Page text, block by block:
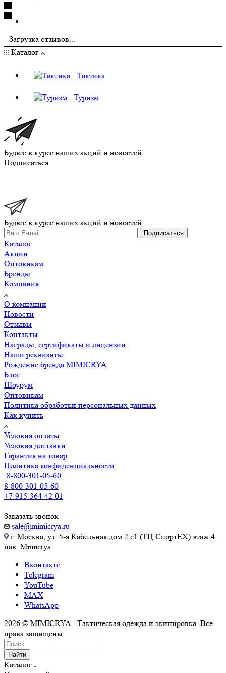
Загрузка отзывов...
Каталог
Тактика
Туризм
Будьте в курсе наших акций и новостей
Подписаться
Будьте в курсе наших акций и новостей
Подписаться
Каталог
Акции
Оптовикам
Бренды
Компания
О компании
Новости
Отзывы
Контакты
Награды, сертификаты и лицензии
Наши реквизиты
Рождение бренда MIMICRYA
Блог
Шоурум
Оптовикам
Политика обработки персональных данных
Как купить
Условия оплаты
Условия доставки
Гарантия на товар
Политика конфиденциальности
8-800-301-05-60
8-800-301-05-60
+7-915-364-42-01
Заказать звонок
sale@mimicrya.ru
г. Москва, ул. 5-я Кабельная дом 2 с1 (ТЦ СпортEX) этаж 4
пав. Mimicrya
Вконтакте
Telegram
YouTube
MAX
WhatsApp
2026 © MIMICRYA - Тактическая одежда и экипировка. Все
права защищены.
Найти
Каталог